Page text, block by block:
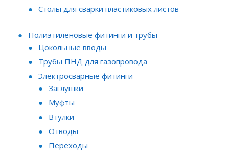
Столы для сварки пластиковых листов
Полиэтиленовые фитинги и трубы
Цокольные вводы
Трубы ПНД для газопровода
Электросварные фитинги
Заглушки
Муфты
Втулки
Отводы
Переходы